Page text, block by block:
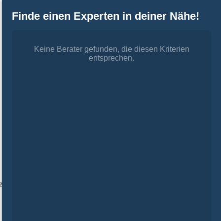
Finde einen Experten in deiner Nähe!
Keine Berater gefunden, die diesen Kriterien
entsprechen.